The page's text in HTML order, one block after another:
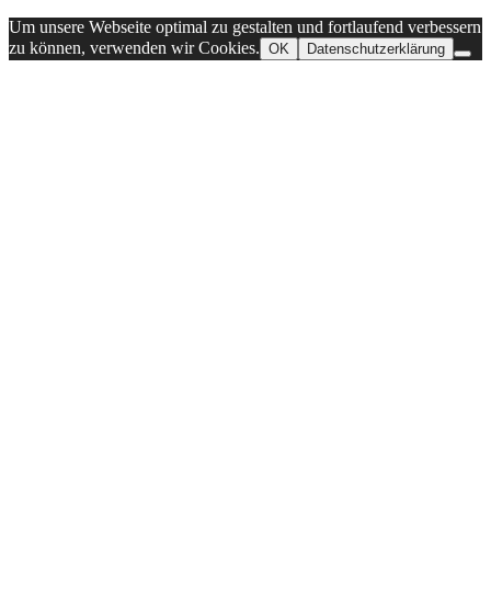
Um unsere Webseite optimal zu gestalten und fortlaufend verbessern
zu können, verwenden wir Cookies. OK Datenschutzerklärung